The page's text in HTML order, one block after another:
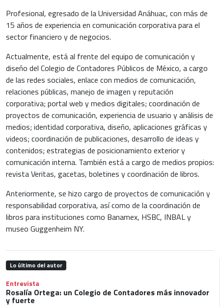
Profesional, egresado de la Universidad Anáhuac, con más de
15 años de experiencia en comunicación corporativa para el
sector financiero y de negocios.
Actualmente, está al frente del equipo de comunicación y
diseño del Colegio de Contadores Públicos de México, a cargo
de las redes sociales, enlace con medios de comunicación,
relaciones públicas, manejo de imagen y reputación
corporativa; portal web y medios digitales; coordinación de
proyectos de comunicación, experiencia de usuario y análisis de
medios; identidad corporativa, diseño, aplicaciones gráficas y
videos; coordinación de publicaciones, desarrollo de ideas y
contenidos; estrategias de posicionamiento exterior y
comunicación interna. También está a cargo de medios propios:
revista Veritas, gacetas, boletines y coordinación de libros.
Anteriormente, se hizo cargo de proyectos de comunicación y
responsabilidad corporativa, así como de la coordinación de
libros para instituciones como Banamex, HSBC, INBAL y
museo Guggenheim NY.
Lo último del autor
Entrevista
Rosalía Ortega: un Colegio de Contadores más innovador
y fuerte